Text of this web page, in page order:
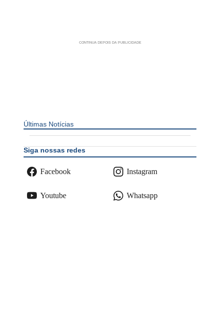
Últimas Notícias
Siga nossas redes
Facebook Instagram
Youtube Whatsapp